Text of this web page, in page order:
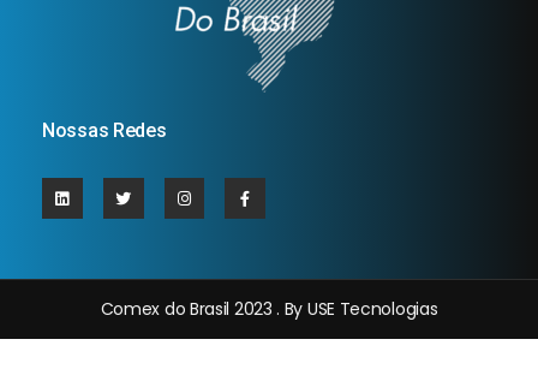
Nossas Redes
Comex do Brasil 2023 . By USE Tecnologias